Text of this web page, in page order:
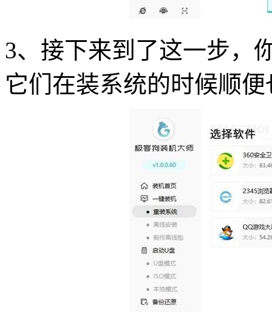
3、接下来到了这一步，
它们在装系统的时候顺